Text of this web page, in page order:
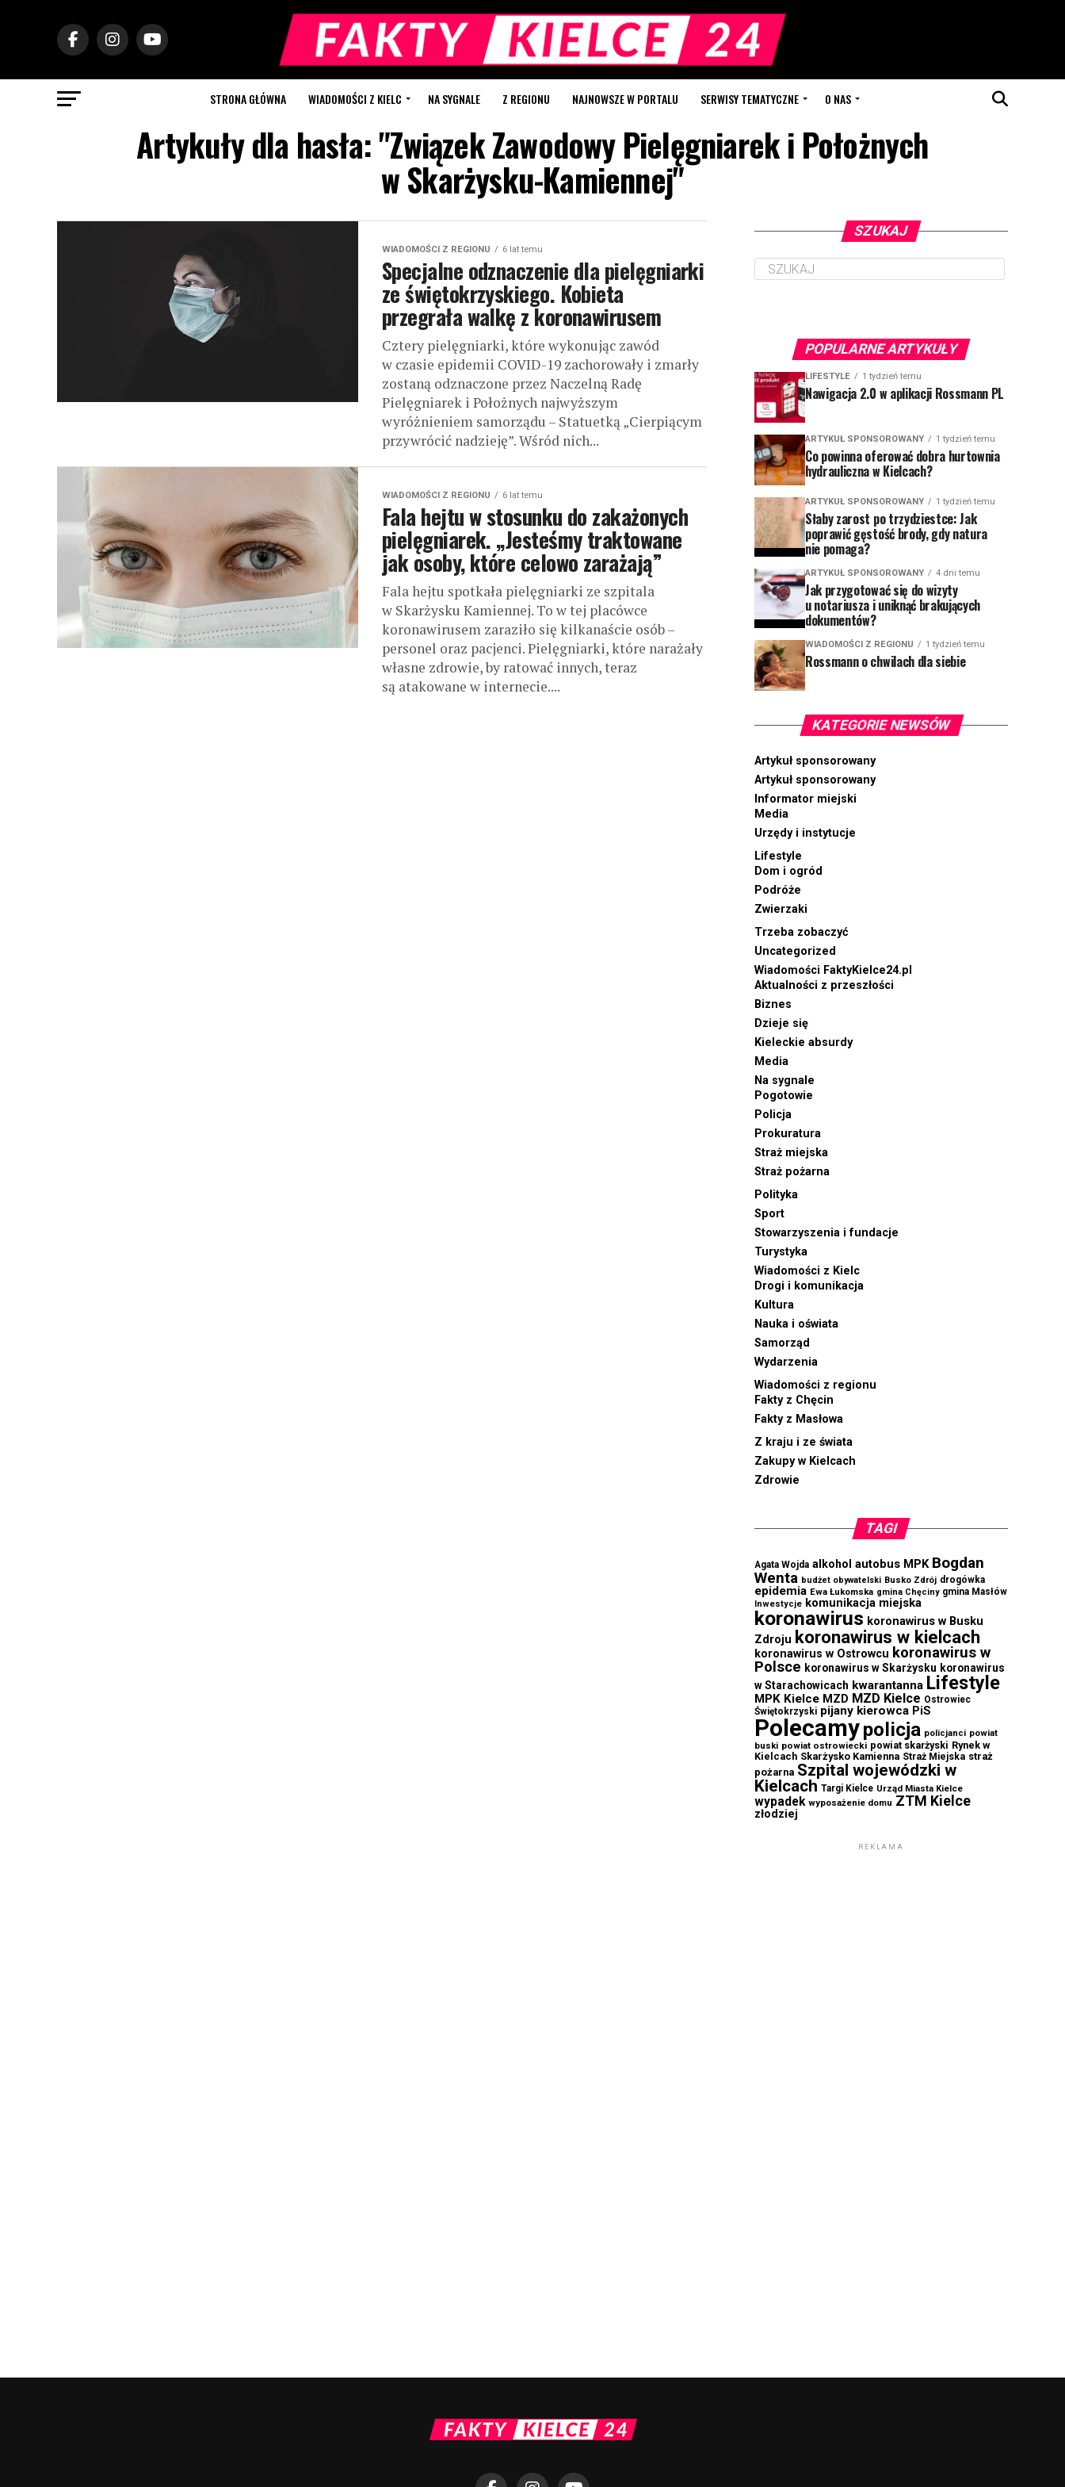
STRONA GŁÓWNA WIADOMOŚCI Z KIELC NA SYGNALE Z REGIONU NAJNOWSZE W PORTALU SERWISY TEMATYCZNE O NAS
Artykuły dla hasła: "Związek Zawodowy Pielęgniarek i Położnych
w Skarżysku-Kamiennej"
WIADOMOŚCI Z REGIONU 6 lat temu
Specjalne odznaczenie dla pielęgniarki
ze świętokrzyskiego. Kobieta
przegrała walkę z koronawirusem
Cztery pielęgniarki, które wykonując zawód
w czasie epidemii COVID-19 zachorowały i zmarły
zostaną odznaczone przez Naczelną Radę
Pielęgniarek i Położnych najwyższym
wyróżnieniem samorządu – Statuetką „Cierpiącym
przywrócić nadzieję”. Wśród nich...
WIADOMOŚCI Z REGIONU 6 lat temu
Fala hejtu w stosunku do zakażonych
pielęgniarek. „Jesteśmy traktowane
jak osoby, które celowo zarażają”
Fala hejtu spotkała pielęgniarki ze szpitala
w Skarżysku Kamiennej. To w tej placówce
koronawirusem zaraziło się kilkanaście osób –
personel oraz pacjenci. Pielęgniarki, które narażały
własne zdrowie, by ratować innych, teraz
są atakowane w internecie....
SZUKAJ
POPULARNE ARTYKUŁY
LIFESTYLE 1 tydzień temu
Nawigacja 2.0 w aplikacji Rossmann PL
ARTYKUŁ SPONSOROWANY 1 tydzień temu
Co powinna oferować dobra hurtownia
hydrauliczna w Kielcach?
ARTYKUŁ SPONSOROWANY 1 tydzień temu
Słaby zarost po trzydziestce: Jak
poprawić gęstość brody, gdy natura
nie pomaga?
ARTYKUŁ SPONSOROWANY 4 dni temu
Jak przygotować się do wizyty
u notariusza i uniknąć brakujących
dokumentów?
WIADOMOŚCI Z REGIONU 1 tydzień temu
Rossmann o chwilach dla siebie
KATEGORIE NEWSÓW
Artykuł sponsorowany
Artykuł sponsorowany
Informator miejski
Media
Urzędy i instytucje
Lifestyle
Dom i ogród
Podróże
Zwierzaki
Trzeba zobaczyć
Uncategorized
Wiadomości FaktyKielce24.pl
Aktualności z przeszłości
Biznes
Dzieje się
Kieleckie absurdy
Media
Na sygnale
Pogotowie
Policja
Prokuratura
Straż miejska
Straż pożarna
Polityka
Sport
Stowarzyszenia i fundacje
Turystyka
Wiadomości z Kielc
Drogi i komunikacja
Kultura
Nauka i oświata
Samorząd
Wydarzenia
Wiadomości z regionu
Fakty z Chęcin
Fakty z Masłowa
Z kraju i ze świata
Zakupy w Kielcach
Zdrowie
TAGI
Agata Wojda alkohol autobus MPK Bogdan
Wenta budżet obywatelski Busko Zdrój drogówka
epidemia Ewa Łukomska gmina Chęciny gmina Masłów
Inwestycje komunikacja miejska
koronawirus koronawirus w Busku
Zdroju koronawirus w kielcach
koronawirus w Ostrowcu koronawirus w
Polsce koronawirus w Skarżysku koronawirus
w Starachowicach kwarantanna Lifestyle
MPK Kielce MZD MZD Kielce Ostrowiec
Świętokrzyski pijany kierowca PiS
Polecamypolicja policjanci powiat
buski powiat ostrowiecki powiat skarżyski Rynek w
Kielcach Skarżysko Kamienna Straż Miejska straż
pożarna Szpital wojewódzki w
Kielcach Targi Kielce Urząd Miasta Kielce
wypadek wyposażenie domu ZTM Kielce
złodziej
REKLAMA